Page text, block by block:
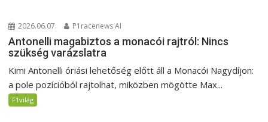
2026.06.07. P1racenews AI
Antonelli magabiztos a monacói rajtról: Nincs
szükség varázslatra
Kimi Antonelli óriási lehetőség előtt áll a Monacói Nagydíjon:
a pole pozícióból rajtolhat, miközben mögötte Max...
F1világ